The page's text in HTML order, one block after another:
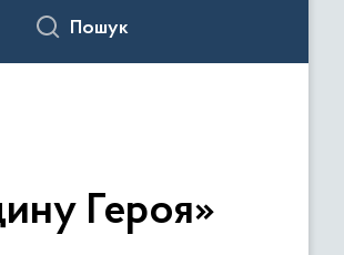
Пошук
Героя»